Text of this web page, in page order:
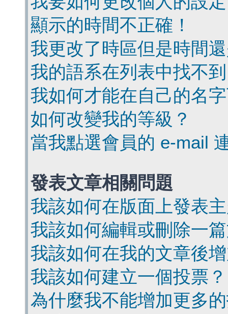
顯示的時間不正確！
我更改了時區但是時間
我的語系在列表中找不
我如何才能在自己的名
如何改變我的等級？
當我點選會員的 e-mail
發表文章相關問題
我該如何在版面上發表
我該如何編輯或刪除一
我該如何在我的文章後
我該如何建立一個投票？
為什麼我不能增加更多